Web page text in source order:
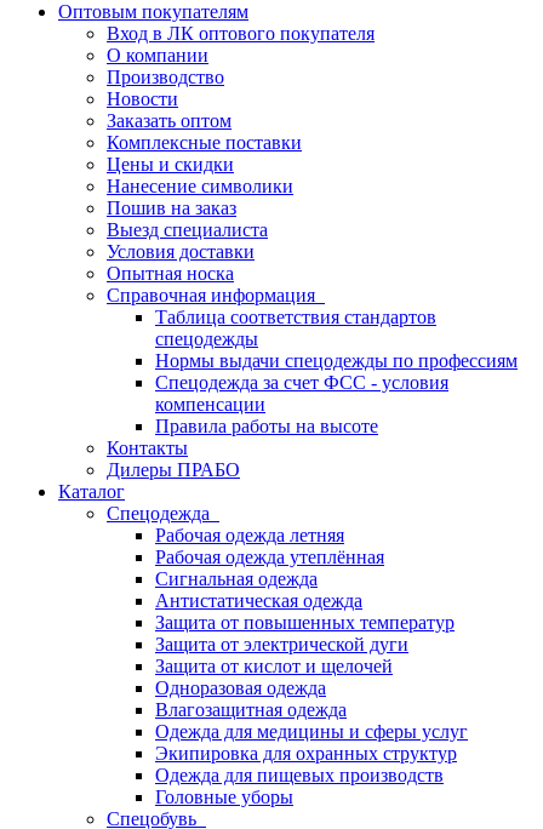
Оптовым покупателям
Вход в ЛК оптового покупателя
О компании
Производство
Новости
Заказать оптом
Комплексные поставки
Цены и скидки
Нанесение символики
Пошив на заказ
Выезд специалиста
Условия доставки
Опытная носка
Справочная информация
Таблица соответствия стандартов
спецодежды
Нормы выдачи спецодежды по профессиям
Спецодежда за счет ФСС - условия
компенсации
Правила работы на высоте
Контакты
Дилеры ПРАБО
Каталог
Спецодежда
Рабочая одежда летняя
Рабочая одежда утеплённая
Сигнальная одежда
Антистатическая одежда
Защита от повышенных температур
Защита от электрической дуги
Защита от кислот и щелочей
Одноразовая одежда
Влагозащитная одежда
Одежда для медицины и сферы услуг
Экипировка для охранных структур
Одежда для пищевых производств
Головные уборы
Спецобувь